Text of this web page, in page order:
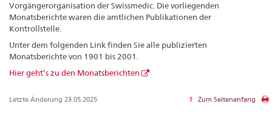
Vorgängerorganisation der Swissmedic. Die vorliegenden
Monatsberichte waren die amtlichen Publikationen der
Kontrollstelle.
Unter dem folgenden Link finden Sie alle publizierten
Monatsberichte von 1901 bis 2001.
Hier geht’s zu den Monatsberichten
Letzte Änderung 23.05.2025 Zum Seitenanfang